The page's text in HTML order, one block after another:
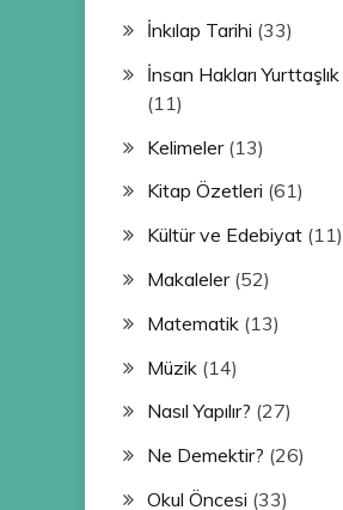
İnkılap Tarihi (33)
İnsan Hakları
(11)
Kelimeler(13)
Kitap Özetleri (61)
Kültür ve Edebiyat(11)
Makaleler(52)
Matematik(13)
Müzik(14)
Nasıl Yapılır? (27)
Ne Demektir? (26)
Okul Öncesi (33)